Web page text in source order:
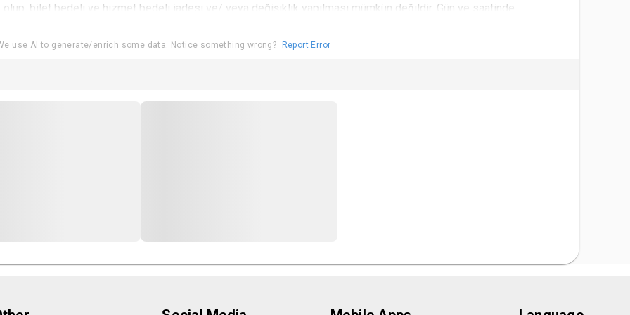
bilet bedeli ve hizmet bedeli iadesi ve/ veya değişiklik yapılması mümkün değildir. Gün ve saatinde
use AI to generate/enrich some data. Notice something wrong? Report Error